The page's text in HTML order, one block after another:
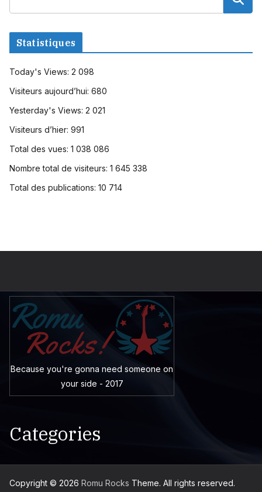
Statistiques
Today's Views: 2 098
Visiteurs aujourd’hui: 680
Yesterday's Views: 2 021
Visiteurs d’hier: 991
Total des vues: 1 038 086
Nombre total de visiteurs: 1 645 338
Total des publications: 10 714
Because you're gonna need someone on
your side - 2017
Categories
Copyright © 2026 Romu Rocks Theme. All rights reserved.